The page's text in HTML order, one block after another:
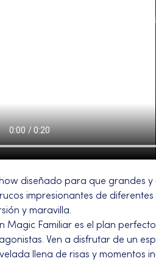
diseñado para que grandes
impresionantes de
y maravilla.
Magic Familiar es el plan
Ven a disfrutar de un
llena de risas y momentos